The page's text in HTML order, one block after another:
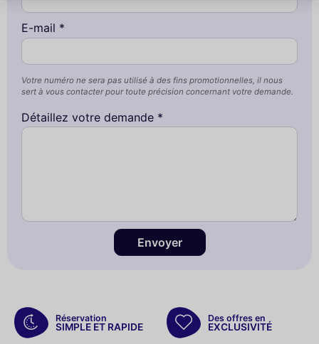
E-mail *
Votre numéro ne sera pas utilisé à des fins promotionnelles, il nous
sert à vous contacter pour toute précision concernant votre demande.
Détaillez votre demande *
Envoyer
Réservation
SIMPLE ET RAPIDE
Des offres en
EXCLUSIVITÉ